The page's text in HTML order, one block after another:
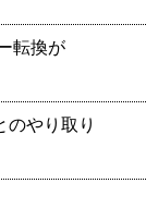
転換が
のやり取り